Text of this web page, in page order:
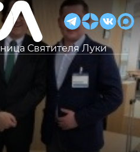
Святителя Луки